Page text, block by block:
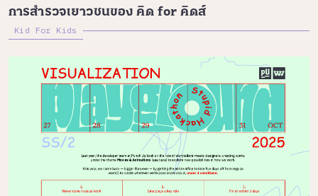
การสำรวจเยาวชนของ คิด for คิดส์
Kid For Kids